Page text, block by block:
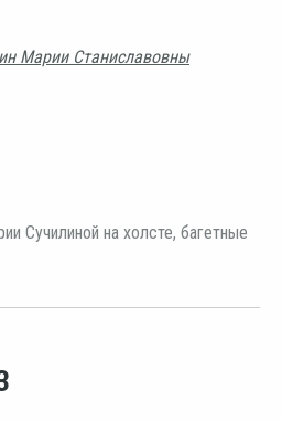
Марии Станиславовны
Сучилиной на холсте, багетные